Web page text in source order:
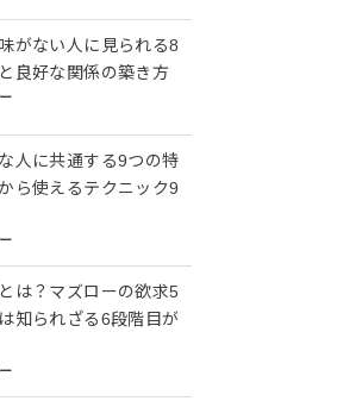
がない人に見られる8
良好な関係の築き方
人に共通する9つの特
ら使えるテクニック9
は？マズローの欲求5
知られざる6段階目が